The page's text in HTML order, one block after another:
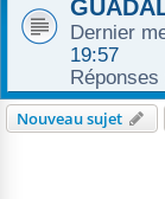
Dernier
19:57
Réponses
Nouveau sujet